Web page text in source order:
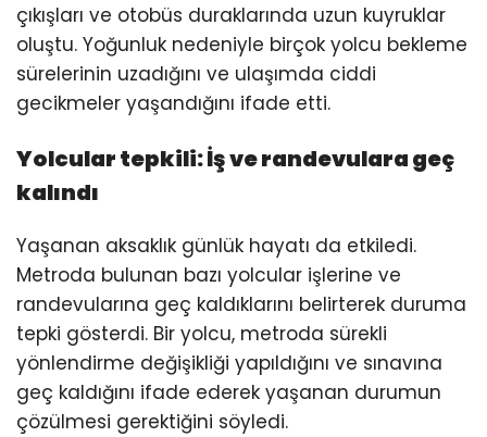
çıkışları ve otobüs duraklarında uzun kuyruklar
oluştu. Yoğunluk nedeniyle birçok yolcu bekleme
sürelerinin uzadığını ve ulaşımda ciddi
gecikmeler yaşandığını ifade etti.
Yolcular tepkili: İş ve randevulara geç
kalındı
Yaşanan aksaklık günlük hayatı da etkiledi.
Metroda bulunan bazı yolcular işlerine ve
randevularına geç kaldıklarını belirterek duruma
tepki gösterdi. Bir yolcu, metroda sürekli
yönlendirme değişikliği yapıldığını ve sınavına
geç kaldığını ifade ederek yaşanan durumun
çözülmesi gerektiğini söyledi.